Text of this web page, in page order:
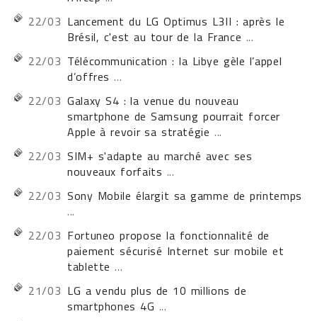
22/03 Lancement du LG Optimus L3II : après le
Brésil, c'est au tour de la France ...
22/03 Télécommunication : la Libye gèle l’appel
d’offres ...
22/03 Galaxy S4 : la venue du nouveau
smartphone de Samsung pourrait forcer
Apple à revoir sa stratégie ...
22/03 SIM+ s'adapte au marché avec ses
nouveaux forfaits ...
22/03 Sony Mobile élargit sa gamme de printemps
...
22/03 Fortuneo propose la fonctionnalité de
paiement sécurisé Internet sur mobile et
tablette ...
21/03 LG a vendu plus de 10 millions de
smartphones 4G ...